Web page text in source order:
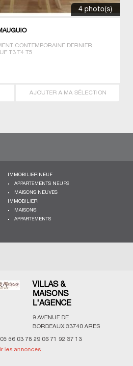
4 photo(s)
CONTEMPORAINE DERNIER
T3 T4 T5
AJOUTER A MA SÉLECTION
IMMOBILIER NEUF
APPARTEMENTS NEUFS
MAISONS NEUVES
IMMOBILIER
MAISONS
APPARTEMENTS
VILLAS &
MAISONS
L'AGENCE
9 AVENUE DE
BORDEAUX 33740 ARES
05 56 03 78 29 06 71 92 37 13
les annonces